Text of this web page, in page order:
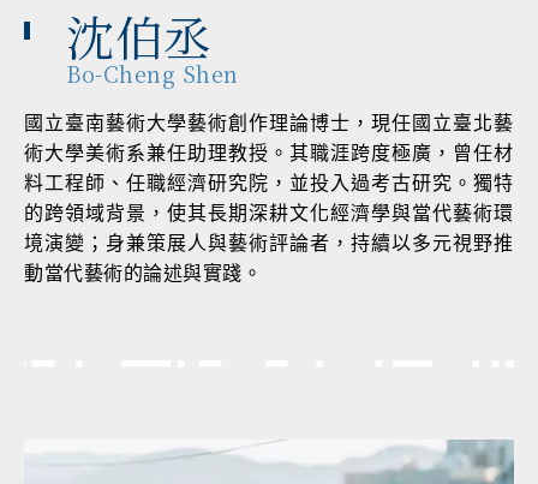
沈伯丞
Bo-Cheng Shen
國立臺南藝術大學藝術創作理論博士，現任國立臺北藝
術大學美術系兼任助理教授。其職涯跨度極廣，曾任材
料工程師、任職經濟研究院，並投入過考古研究。獨特
的跨領域背景，使其長期深耕文化經濟學與當代藝術環
境演變；身兼策展人與藝術評論者，持續以多元視野推
動當代藝術的論述與實踐。